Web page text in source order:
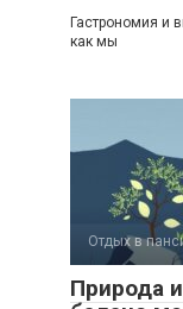
Гастрономия и
как мы
Отдых в
Природа